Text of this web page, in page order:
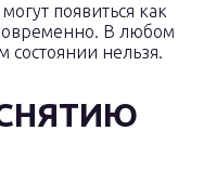
могут появиться как
В любом
состоянии нельзя.